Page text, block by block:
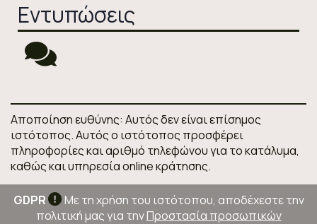
Εντυπώσεις
Αποποίηση ευθύνης: Αυτός δεν είναι επίσημος
ιστότοπος. Αυτός ο ιστότοπος προσφέρει
πληροφορίες και αριθμό τηλεφώνου για το κατάλυμα,
καθώς και υπηρεσία online κράτησης.
GDPR
Με τη χρήση του ιστότοπου, αποδέχεστε την
πολιτική μας για τηνΠροστασία προσωπικών